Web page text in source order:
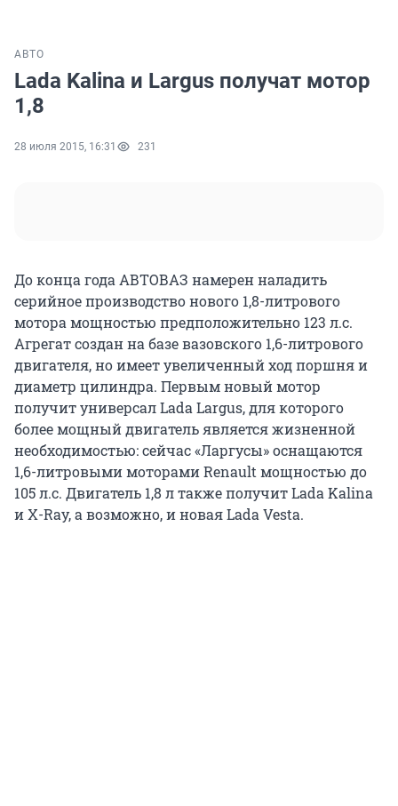
АВТО
Lada Kalina и Largus получат мотор
1,8
28 июля 2015, 16:31 231
До конца года АВТОВАЗ намерен наладить
серийное производство нового 1,8-литрового
мотора мощностью предположительно 123 л.с.
Агрегат создан на базе вазовского 1,6-литрового
двигателя, но имеет увеличенный ход поршня и
диаметр цилиндра. Первым новый мотор
получит универсал Lada Largus, для которого
более мощный двигатель является жизненной
необходимостью: сейчас «Ларгусы» оснащаются
1,6-литровыми моторами Renault мощностью до
105 л.с. Двигатель 1,8 л также получит Lada Kalina
и X-Ray, а возможно, и новая Lada Vesta.